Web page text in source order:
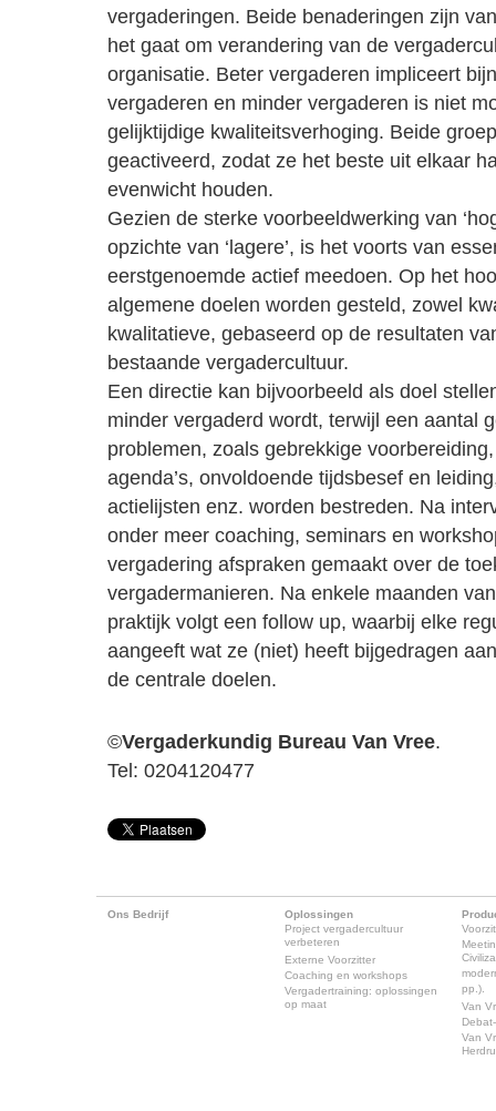
vergaderingen. Beide benaderingen zijn
het gaat om verandering van de
organisatie. Beter vergaderen impliceert
vergaderen en minder vergaderen is niet
gelijktijdige kwaliteitsverhoging. Beide
geactiveerd, zodat ze het beste uit elkaar
evenwicht houden.
Gezien de sterke voorbeeldwerking van
opzichte van ‘lagere’, is het voorts van
eerstgenoemde actief meedoen. Op het
algemene doelen worden gesteld, zowel
kwalitatieve, gebaseerd op de resultaten
bestaande vergadercultuur.
Een directie kan bijvoorbeeld als doel
minder vergaderd wordt, terwijl een aantal
problemen, zoals gebrekkige
agenda’s, onvoldoende tijdsbesef en
actielijsten enz. worden bestreden. Na
onder meer coaching, seminars en
vergadering afspraken gemaakt over de
vergadermanieren. Na enkele maanden
praktijk volgt een follow up, waarbij elke
aangeeft wat ze (niet) heeft bijgedragen
de centrale doelen.
©Vergaderkundig Bureau Van Vree.
Tel: 0204120477
Ons Bedrijf
Oplossingen
Project vergadercultuur
verbeteren
Externe Voorzitter
Coaching en workshops
Vergadertraining: oplossingen
op maat
pp.).
Van
Van